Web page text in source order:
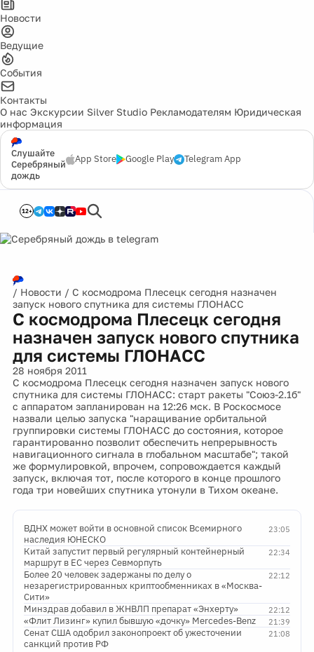
Новости
Ведущие
События
Контакты
О нас Экскурсии Silver Studio Рекламодателям Юридическая
информация
Слушайте
Серебряный
дождь
App Store Google Play Telegram App
12+
/ Новости / С космодрома Плесецк сегодня назначен
запуск нового спутника для системы ГЛОНАСС
С космодрома Плесецк сегодня
назначен запуск нового спутника
для системы ГЛОНАСС
28 ноября 2011
С космодрома Плесецк сегодня назначен запуск нового
спутника для системы ГЛОНАСС: старт ракеты "Союз-2.1б"
с аппаратом запланирован на 12:26 мск. В Роскосмосе
назвали целью запуска "наращивание орбитальной
группировки системы ГЛОНАСС до состояния, которое
гарантированно позволит обеспечить непрерывность
навигационного сигнала в глобальном масштабе"; такой
же формулировкой, впрочем, сопровождается каждый
запуск, включая тот, после которого в конце прошлого
года три новейших спутника утонули в Тихом океане.
23:05
ВДНХ может войти в основной список Всемирного
наследия ЮНЕСКО
22:34
Китай запустит первый регулярный контейнерный
маршрут в ЕС через Севморпуть
22:12
Более 20 человек задержаны по делу о
незарегистрированных криптообменниках в «Москва-
Сити»
22:12
Минздрав добавил в ЖНВЛП препарат «Энхерту»
21:39
«Флит Лизинг» купил бывшую «дочку» Mercedes-Benz
21:08
Сенат США одобрил законопроект об ужесточении
санкций против РФ